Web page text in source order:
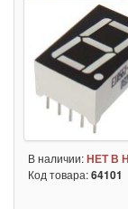
В наличии:НЕТ В
Код товара:64101